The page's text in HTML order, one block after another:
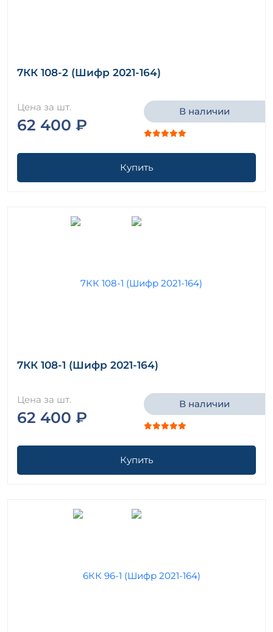
7КК 108-2 (Шифр 2021-164)
Цена за шт.
62 400 ₽
В наличии
Купить
7КК 108-1 (Шифр 2021-164)
Цена за шт.
62 400 ₽
В наличии
Купить